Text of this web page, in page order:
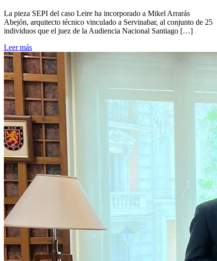
La pieza SEPI del caso Leire ha incorporado a Mikel Arrarás
Abejón, arquitecto técnico vinculado a Servinabar, al conjunto de 25
individuos que el juez de la Audiencia Nacional Santiago […]
Leer más